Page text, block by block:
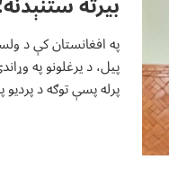
په افغانستان کې د
پيل، د يرغلونو په
پرله پسې توګه د